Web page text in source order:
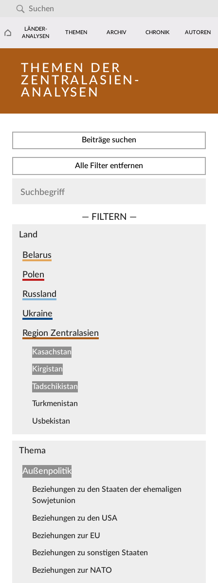
LÄNDER-
ANALYSEN
THEMEN ARCHIV CHRONIK AUTOREN
THEMEN DER
ZENTRALASIEN-
ANALYSEN
Beiträge suchen
Alle Filter entfernen
— FILTERN —
Land
Belarus
Polen
Russland
Ukraine
Region Zentralasien
Kasachstan
Kirgistan
Tadschikistan
Turkmenistan
Usbekistan
Thema
Außenpolitik
Beziehungen zu den Staaten der ehemaligen
Sowjetunion
Beziehungen zu den USA
Beziehungen zur EU
Beziehungen zu sonstigen Staaten
Beziehungen zur NATO